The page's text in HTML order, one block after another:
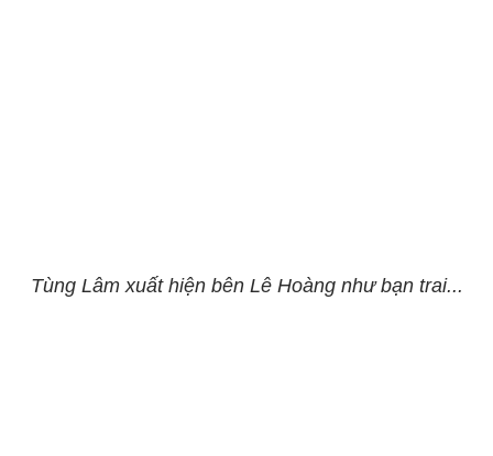
Tùng Lâm xuất hiện bên Lê Hoàng như bạn trai...